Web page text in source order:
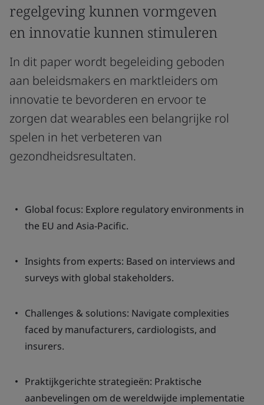
regelgeving kunnen vormgeven
en innovatie kunnen stimuleren
In dit paper wordt begeleiding geboden
aan beleidsmakers en marktleiders om
innovatie te bevorderen en ervoor te
zorgen dat wearables een belangrijke rol
spelen in het verbeteren van
gezondheidsresultaten.
Global focus: Explore regulatory environments in
the EU and Asia-Pacific.
Insights from experts: Based on interviews and
surveys with global stakeholders.
Challenges & solutions: Navigate complexities
faced by manufacturers, cardiologists, and
insurers.
Praktijkgerichte strategieën: Praktische
aanbevelingen om de wereldwijde implementatie